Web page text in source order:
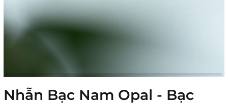
Nhẫn Bạc Nam Opal - Bạc